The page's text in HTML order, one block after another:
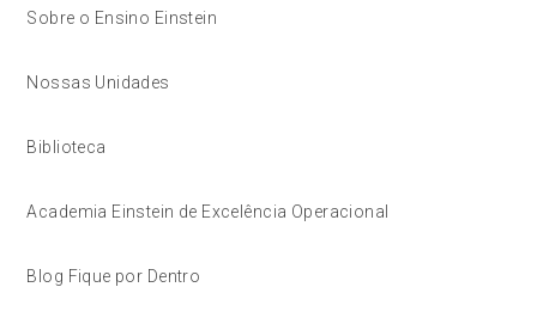
Sobre o Ensino Einstein
Nossas Unidades
Biblioteca
Academia Einstein de Excelência Operacional
Blog Fique por Dentro